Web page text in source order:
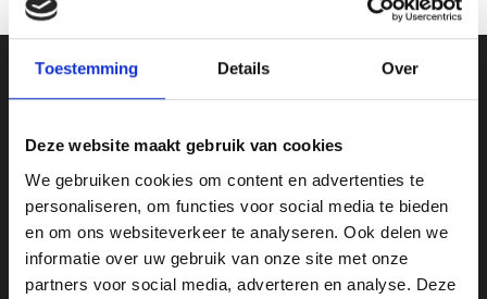
Toestemming Details Over
Deze website maakt gebruik van cookies
We gebruiken cookies om content en advertenties te
personaliseren, om functies voor social media te bieden
en om ons websiteverkeer te analyseren. Ook delen we
informatie over uw gebruik van onze site met onze
partners voor social media, adverteren en analyse. Deze
Ons Adres
Van Zanden Sportprijzen
4901KM Oosterhout
BTWnr. NL004987898B09